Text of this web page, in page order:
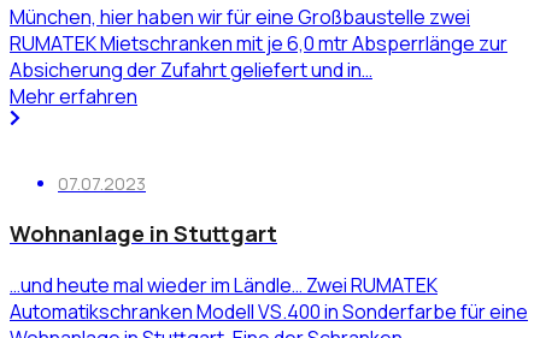
München, hier haben wir für eine Großbaustelle zwei
RUMATEK Mietschranken mit je 6,0 mtr Absperrlänge zur
Absicherung der Zufahrt geliefert und in…
Mehr erfahren
07.07.2023
Wohnanlage in Stuttgart
…und heute mal wieder im Ländle… Zwei RUMATEK
Automatikschranken Modell VS.400 in Sonderfarbe für eine